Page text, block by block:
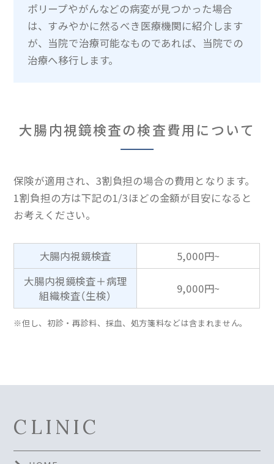
ポリープやがんなどの病変が見つかった場合
は、すみやかに然るべき医療機関に紹介します
が、当院で治療可能なものであれば、当院での
治療へ移行します。
大腸内視鏡検査の検査費用について
保険が適用され、3割負担の場合の費用となります。
1割負担の方は下記の1/3ほどの金額が目安になると
お考えください。
大腸内視鏡検査
5,000円~
大腸内視鏡検査＋病理
組織検査（生検）
9,000円~
※但し、初診・再診料、採血、処方箋料などは含まれません。
CLINIC